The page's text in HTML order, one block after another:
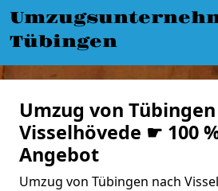
Tübingen
Umzug von
Visselhövede ☛ 100
Angebot
Umzug von Tübingen nach